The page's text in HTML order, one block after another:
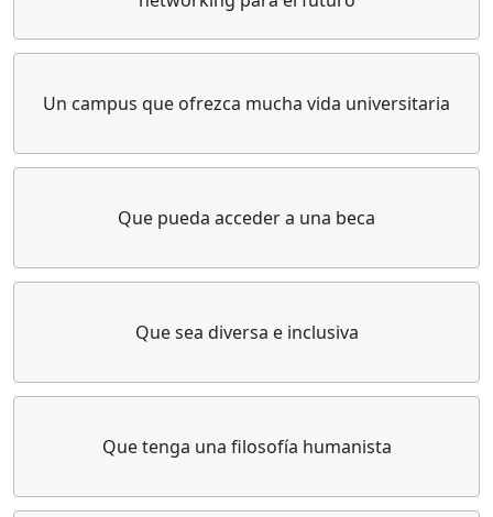
Un campus que ofrezca mucha vida universitaria
Que pueda acceder a una beca
Que sea diversa e inclusiva
Que tenga una filosofía humanista